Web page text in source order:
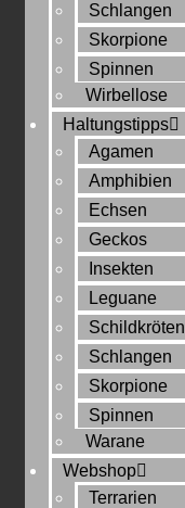
Schlangen
Skorpione
Spinnen
Wirbellose
Haltungstipps
Agamen
Amphibien
Echsen
Geckos
Insekten
Leguane
Schildkröten
Schlangen
Skorpione
Spinnen
Warane
Webshop
Terrarien